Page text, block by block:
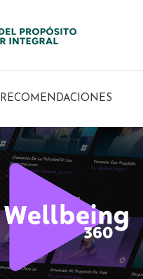
RECOMENDACIONES